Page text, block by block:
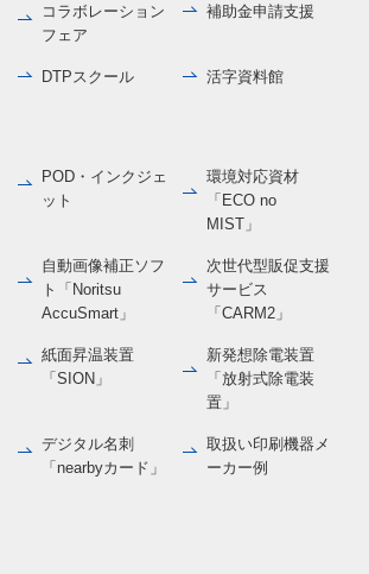
コラボレーション
フェア
補助金申請支援
DTPスクール 活字資料館
POD・インクジェ
ット
環境対応資材
「ECO no
MIST」
自動画像補正ソフ
ト「Noritsu
AccuSmart」
次世代型販促支援
サービス
「CARM2」
紙面昇温装置
「SION」
新発想除電装置
「放射式除電装
置」
デジタル名刺
「nearbyカード」
取扱い印刷機器メ
ーカー例